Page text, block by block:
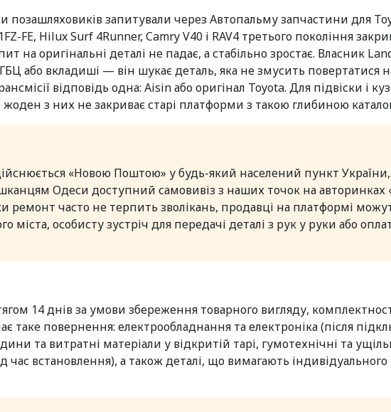
позашляховиків запитували через Автопальму запчастини для
FE, Hilux Surf 4Runner, Camry V40 і RAV4 третього покоління
на оригінальні деталі не падає, а стабільно зростає. Власник
або вкладиші — він шукає деталь, яка не змусить повертатися
відповідь одна: Aisin або оригінал Toyota. Для підвіски і
з них не закриває старі платформи з такою глибиною
«Новою Поштою» у будь-який населений пункт України,
Одеси доступний самовивіз з наших точок на авторинках
ремонт часто не терпить зволікань, продавці на платформі
міста, особисту зустріч для передачі деталі з рук у руки або
14 днів за умови збереження товарного вигляду,
таке повернення: електрообладнання та електроніка (після
та витратні матеріали у відкритій тарі, гумотехнічні та
встановлення), а також деталі, що вимагають індивідуального